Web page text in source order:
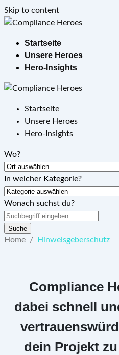
Skip to content
Startseite
Unsere Heroes
Hero-Insights
Startseite
Unsere Heroes
Hero-Insights
Wo?
In welcher Kategorie?
Wonach suchst du?
Suche
Home / Hinweisgeberschutz
Compliance
dabei schnell
dein Projekt